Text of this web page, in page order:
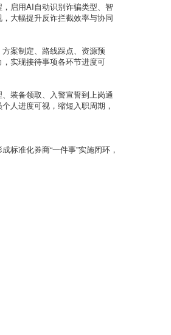
启用AI自动识别诈骗类型、智
大幅提升反诈拦截效率与协同
案制定、路线踩点、资源预
实现接待事项各环节进度可
装备领取、入警宣誓到上岗通
人进度可视，缩短入职周期，
标准化券商“一件事”实施闭环，